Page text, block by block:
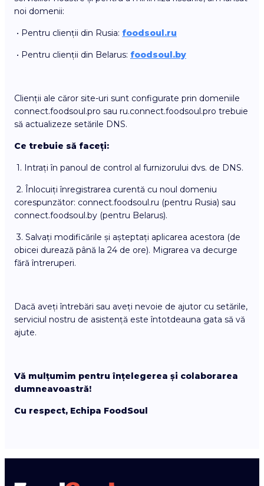
noi domenii:
• Pentru clienții din Rusia: foodsoul.ru
• Pentru clienții din Belarus: foodsoul.by
Clienții ale căror site-uri sunt configurate prin domeniile
connect.foodsoul.pro sau ru.connect.foodsoul.pro trebuie
să actualizeze setările DNS.
Ce trebuie să faceți:
1. Intrați în panoul de control al furnizorului dvs. de DNS.
2. Înlocuiți înregistrarea curentă cu noul domeniu
corespunzător: connect.foodsoul.ru (pentru Rusia) sau
connect.foodsoul.by (pentru Belarus).
3. Salvați modificările și așteptați aplicarea acestora (de
obicei durează până la 24 de ore). Migrarea va decurge
fără întreruperi.
Dacă aveți întrebări sau aveți nevoie de ajutor cu setările,
serviciul nostru de asistență este întotdeauna gata să vă
ajute.
Vă mulțumim pentru înțelegerea și colaborarea
dumneavoastră!
Cu respect, Echipa FoodSoul